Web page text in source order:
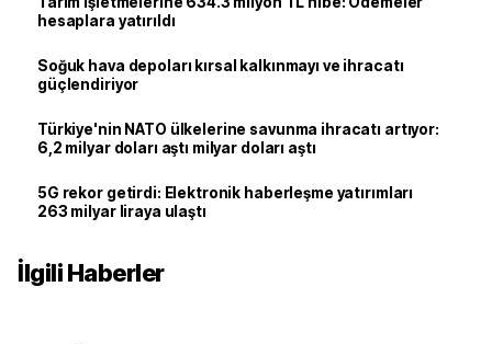
hesaplara yatırıldı
Soğuk hava depoları kırsal kalkınmayı ve ihracatı
güçlendiriyor
Türkiye'nin NATO ülkelerine savunma ihracatı artıyor:
6,2 milyar doları aştı milyar doları aştı
5G rekor getirdi: Elektronik haberleşme yatırımları
263 milyar liraya ulaştı
İlgili Haberler